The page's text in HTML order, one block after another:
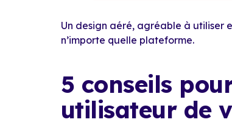
Un design aéré, agréable à
n’importe quelle plateforme.
5 conseils
utilisateur de